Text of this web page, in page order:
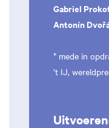
Gabriel
Antonín
* mede in
’t IJ,